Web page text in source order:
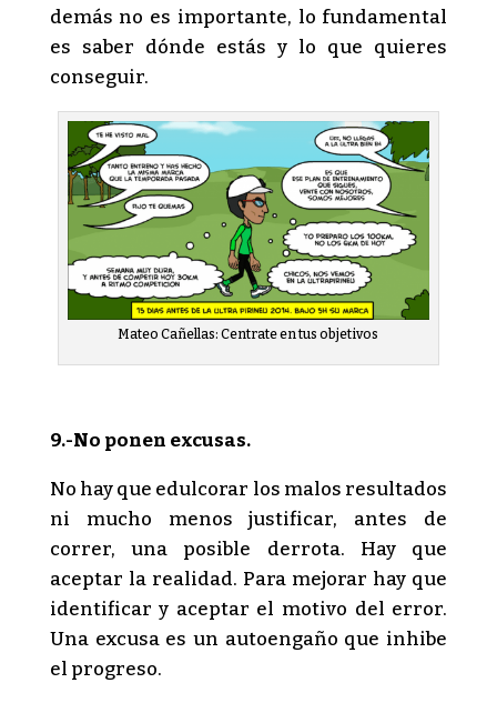
demás no es importante, lo fundamental
es saber dónde estás y lo que quieres
conseguir.
Mateo Cañellas: Centrate en tus objetivos
9.-No ponen excusas.
No hay que edulcorar los malos resultados
ni mucho menos justificar, antes de
correr, una posible derrota. Hay que
aceptar la realidad. Para mejorar hay que
identificar y aceptar el motivo del error.
Una excusa es un autoengaño que inhibe
el progreso.